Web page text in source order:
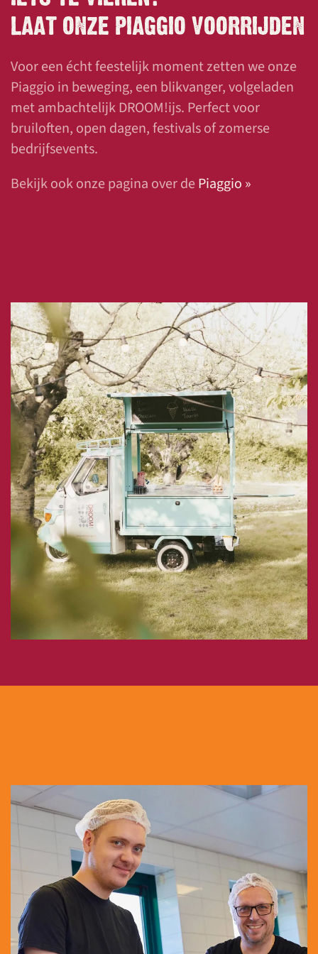
LAAT ONZE PIAGGIO VOORRIJDEN
Voor een écht feestelijk moment zetten we onze
Piaggio in beweging, een blikvanger, volgeladen
met ambachtelijk DROOM!ijs. Perfect voor
bruiloften, open dagen, festivals of zomerse
bedrijfsevents.
Bekijk ook onze pagina over dePiaggio »